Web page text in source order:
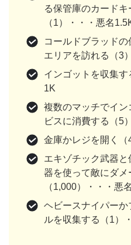
る保管庫のカードキ
（1）・・・悪名
コールドブラッド
エリアを訪れる（3
インゴットを収集
1K
複数のマッチでイ
ビスに消費する（5
金庫かレジを開く
エキゾチック武器
器を使って敵にダメ
（1,000）・・・悪
ヘビースナイパー
ルを収集する（1）